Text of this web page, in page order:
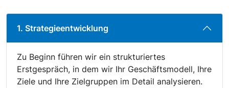
1. Strategieentwicklung
Zu Beginn führen wir ein strukturiertes
Erstgespräch, in dem wir Ihr Geschäftsmodell, Ihre
Ziele und Ihre Zielgruppen im Detail analysieren.